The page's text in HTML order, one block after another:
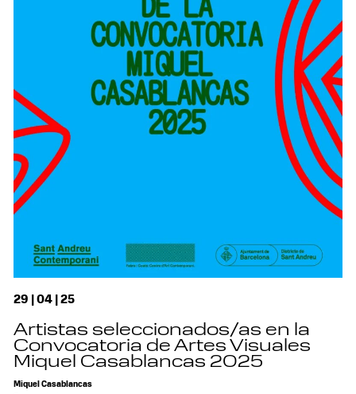
29 | 04 | 25
Artistas seleccionados/as en la
Convocatoria de Artes Visuales
Miquel Casablancas 2025
Miquel Casablancas